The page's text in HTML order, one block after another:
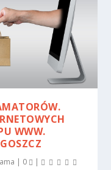
WWW.
| 0 |